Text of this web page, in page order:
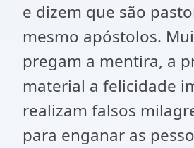
e dizem que são
mesmo apóstolos.
pregam a mentira, a
material a felicidade
realizam falsos
para enganar as